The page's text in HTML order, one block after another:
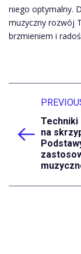
niego optymalny.
muzyczny rozwój
brzmieniem i
Techniki
na